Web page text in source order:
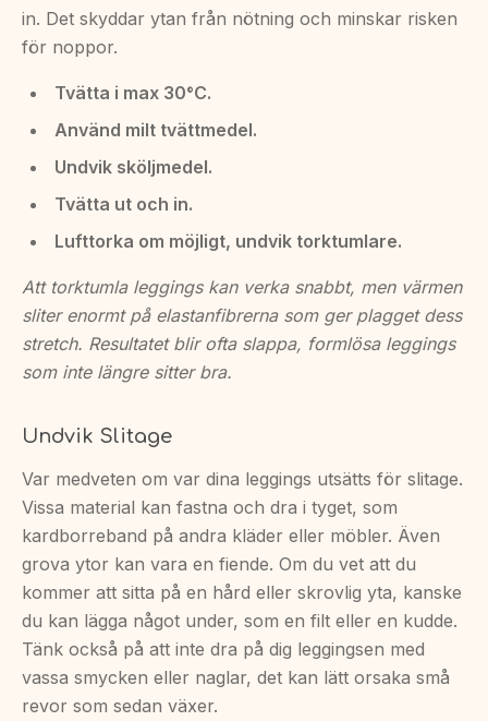
in. Det skyddar ytan från nötning och minskar risken
för noppor.
Tvätta i max 30°C.
Använd milt tvättmedel.
Undvik sköljmedel.
Tvätta ut och in.
Lufttorka om möjligt, undvik torktumlare.
Att torktumla leggings kan verka snabbt, men värmen
sliter enormt på elastanfibrerna som ger plagget dess
stretch. Resultatet blir ofta slappa, formlösa leggings
som inte längre sitter bra.
Undvik Slitage
Var medveten om var dina leggings utsätts för slitage.
Vissa material kan fastna och dra i tyget, som
kardborreband på andra kläder eller möbler. Även
grova ytor kan vara en fiende. Om du vet att du
kommer att sitta på en hård eller skrovlig yta, kanske
du kan lägga något under, som en filt eller en kudde.
Tänk också på att inte dra på dig leggingsen med
vassa smycken eller naglar, det kan lätt orsaka små
revor som sedan växer.